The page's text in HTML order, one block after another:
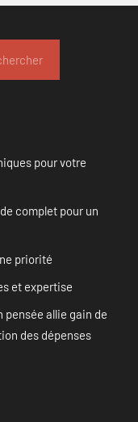
pour votre
complet pour un
priorité
et expertise
pensée allie gain de
des dépenses